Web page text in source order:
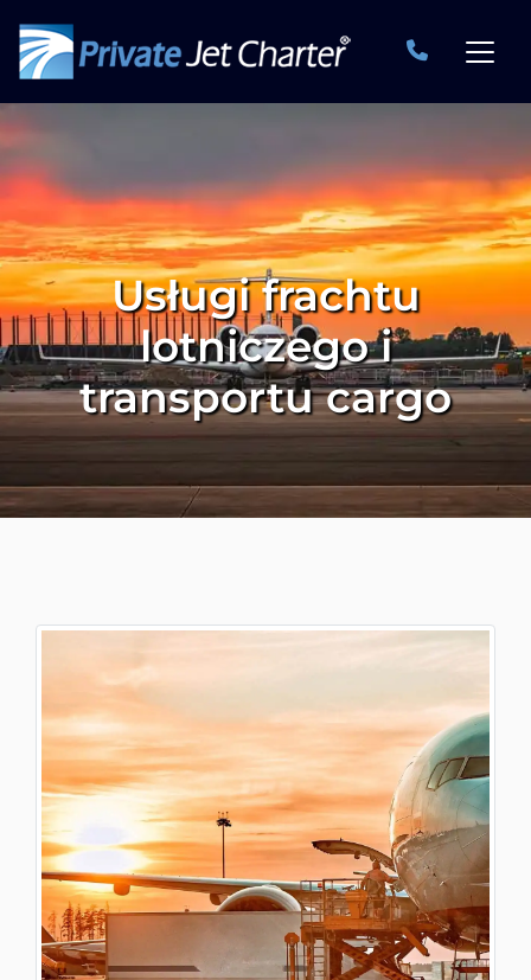
Usługi frachtu
lotniczego i
transportu cargo